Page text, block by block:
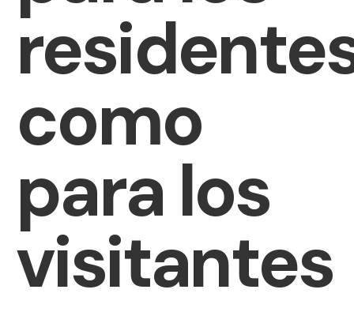
como
para los
visitantes